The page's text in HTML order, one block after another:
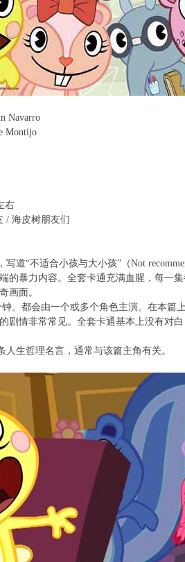
Navarro
Montijo
右
/ 海皮树朋友们
“不适合小孩与大小孩”（Not
的暴力内容。全套卡通充满血腥，每一
画面。
都会由一个或多个角色主演。在本篇
剧情非常常见。全套卡通基本上没有对
生哲理名言，通常与该篇主角有关。